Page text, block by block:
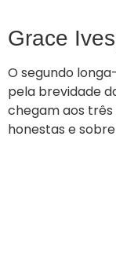
Grace
O segundo
pela brevidade
chegam aos três
honestas e